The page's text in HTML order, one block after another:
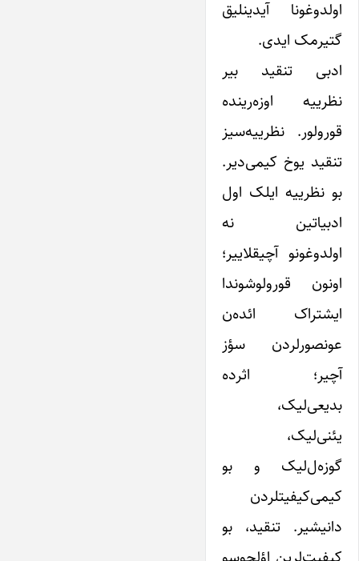
اولدوغونا آیدینلیق
گتیرمک ایدی.
ادبی تنقید بیر
نظرییه‌ اوزه‌رینده
قورولور. نظرییه‌‌سیز
تنقید یوخ کیمی‌دیر.
بو نظرییه‌ ایلک اول
ادبیاتین نه
اولدوغونو آچیقلاییر؛
اونون قورولوشوندا
ایشتراک ائده‌ن
عونصورلردن سؤز
آچیر؛ اثرده
بدیعی‌لیک،
یئنی‌لیک،
گوزه‌ل‌لیک و بو
کیمی‌کیفیتلردن
دانیشیر. تنقید، بو